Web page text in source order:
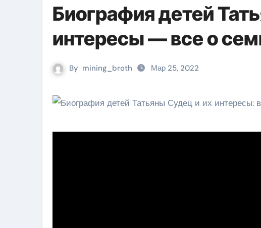
Биография детей
интересы — все о
By mining_broth Мар 25, 2022